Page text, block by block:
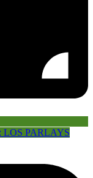
LOS PARLAYS